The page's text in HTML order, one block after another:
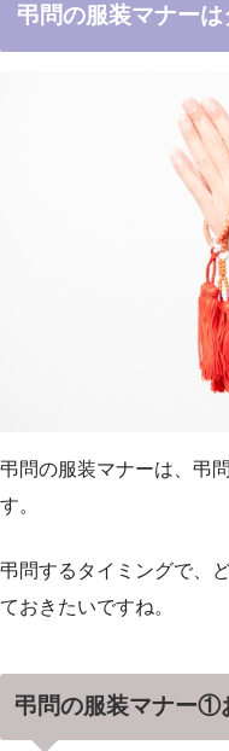
弔問の服装マナー
弔問の服装マナーは、弔
す。
弔問するタイミングで、
ておきたいですね。
弔問の服装マナー①